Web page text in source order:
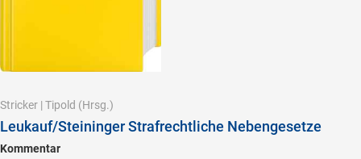
Stricker | Tipold (Hrsg.)
Leukauf/Steininger Strafrechtliche Nebengesetze
Kommentar